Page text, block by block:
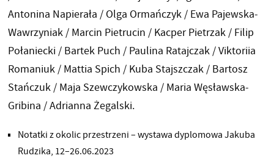
Antonina Napierała / Olga Ormańczyk / Ewa Pajewska-
Wawrzyniak / Marcin Pietrucin / Kacper Pietrzak / Filip
Połaniecki / Bartek Puch / Paulina Ratajczak / Viktoriia
Romaniuk / Mattia Spich / Kuba Stajszczak / Bartosz
Stańczuk / Maja Szewczykowska / Maria Węsławska-
Gribina / Adrianna Żegalski.
Notatki z okolic przestrzeni – wystawa dyplomowa Jakuba
Rudzika, 12–26.06.2023